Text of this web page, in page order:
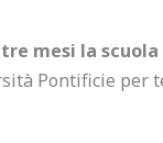
mesi la
Pontificie